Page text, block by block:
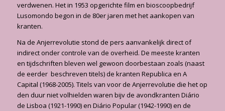
verdwenen. Het in 1953 opgerichte film en bioscoopbedrijf
Lusomondo begon in de 80er jaren met het aankopen van
kranten.
Na de Anjerrevolutie stond de pers aanvankelijk direct of
indirect onder controle van de overheid. De meeste kranten
en tijdschriften bleven wel gewoon doorbestaan zoals (naast
de eerder beschreven titels) de kranten Republica en A
Capital (1968-2005). Titels van voor de Anjerrevolutie die het op
den duur niet volhielden waren bijv de avondkranten Diário
de Lisboa (1921-1990) en Diário Popular (1942-1990) en de